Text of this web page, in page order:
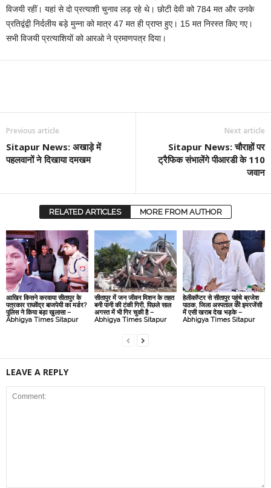
विजयी रहीं। यहां से दो प्रत्याशी चुनाव लड़ रहे थे। छोटी देवी को 784 मत और उनके
प्रतिद्वंद्वी निर्दलीय बड़े मुन्ना को मात्र 47 मत ही प्राप्त हुए। 15 मत निरस्त किए गए।
सभी विजयी प्रत्याशियों को आरओ ने प्रमाणपत्र दिया।
Previous article
Sitapur News: अखाड़े में
पहलवानों ने दिखाया दमखम
Next article
Sitapur News: चौराहों पर
ट्रैफिक संभालेंगे पीआरडी के 110
जवान
RELATED ARTICLES MORE FROM AUTHOR
आखिर किसने करवाया सीतापुर के
पत्रकार राघवेंद्र बाजपेयी का मर्डर?
पुलिस ने किया बड़ा खुलासा –
Abhigya Times Sitapur
सीतापुर में जन जीवन मिशन के तहत
बनी पानी की टंकी गिरी, पिछले साल
अगस्त में भी गिर चुकी है –
Abhigya Times Sitapur
हेलीकॉप्टर से सीतापुर पहुंचे ब्रजेश
पाठक, जिला अस्पताल की इमरजेंसी
में एसी खराब देख भड़के –
Abhigya Times Sitapur
LEAVE A REPLY